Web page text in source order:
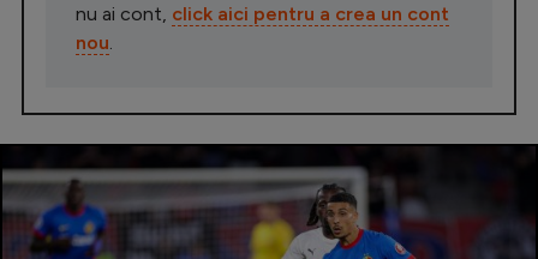
nu ai cont, click aici pentru a crea un cont
nou